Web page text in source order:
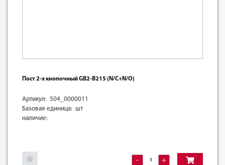
Пост 2-х кнопочный GB2-B215 (N/C+N/O)
Артикул: 504_0000011
Базовая единица: шт
наличие:
- +